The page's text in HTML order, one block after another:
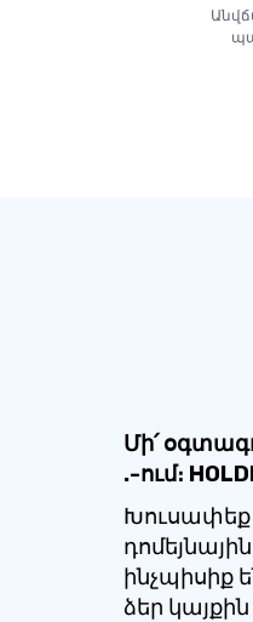
Մի՛
.-ում։
Խուսափեք
ինչպիսիք
ձեր